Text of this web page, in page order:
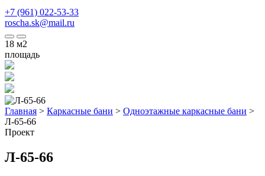
+7 (961) 022-53-33
roscha.sk@mail.ru
18 м2
площадь
Главная > Каркасные бани > Одноэтажные каркасные бани >
Л-65-66
Проект
Л-65-66